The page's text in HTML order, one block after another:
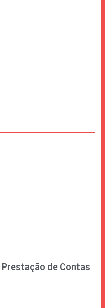
de Contas